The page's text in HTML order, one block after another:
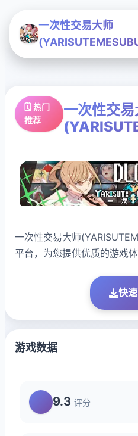
一次性交易大师
🗓️ 热门
推荐
一次性交
一次性交易大师
平台，为您提供优质的游戏体
快
游戏数据
9.3 评分